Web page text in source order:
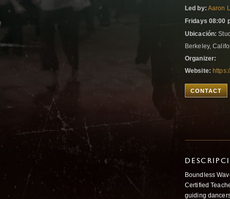
Led by: Aaron
Fridays 08:00
Ubicación:
Berkeley,
Organizer:
Website:
CONTACT
Boundless
Certified
guiding